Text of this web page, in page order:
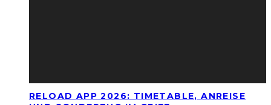
RELOAD APP 2026: TIMETABLE, ANREISE